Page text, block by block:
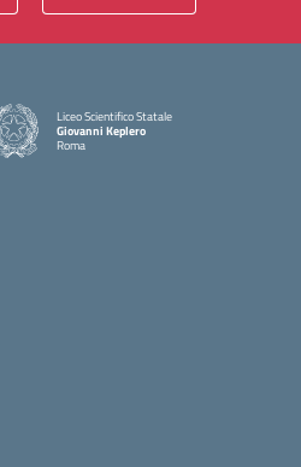
Liceo Scientifico Statale
Giovanni Keplero
Roma